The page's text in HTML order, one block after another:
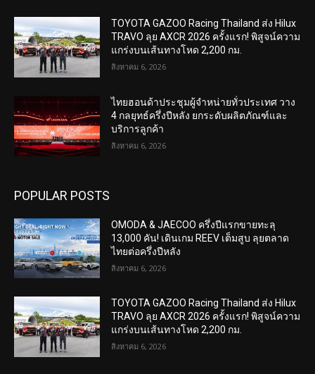
TOYOTA GAZOO Racing Thailand ส่ง Hilux
TRAVO ลุย AXCR 2026 ครั้งแรก! พิสูจน์ความ
แกร่งบนเส้นทางโหด 2,200 กม.
สิงหาคม 6, 2026
ไทยฮอนด้าประชุมผู้จำหน่ายทั่วประเทศ วาง
4 กลยุทธ์ครึ่งปีหลัง ยกระดับผลิตภัณฑ์และ
บริการลูกค้า
สิงหาคม 6, 2026
POPULAR POSTS
OMODA & JAECOO ครึ่งปีแรกขายทะลุ
13,000 คัน! เดินเกม REEV เต็มสูบ ลุยตลาด
ไทยต่อครึ่งปีหลัง
สิงหาคม 6, 2026
TOYOTA GAZOO Racing Thailand ส่ง Hilux
TRAVO ลุย AXCR 2026 ครั้งแรก! พิสูจน์ความ
แกร่งบนเส้นทางโหด 2,200 กม.
สิงหาคม 6, 2026